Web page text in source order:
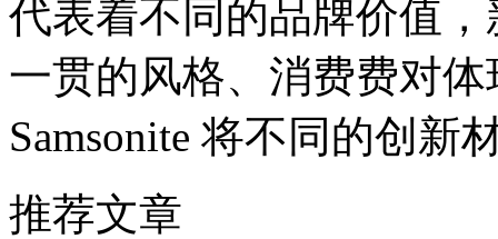
代表着不同的品牌价值，
一贯的风格、消费费对
Samsonite 将不同的创新
推荐文章